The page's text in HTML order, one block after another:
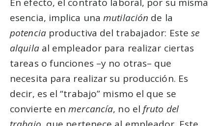
En efecto, el contrato laboral, por su misma
esencia, implica unamutilación de la
potenciaproductiva del trabajador: Estese
alquilaal empleador para realizar ciertas
tareas o funciones –y no otras– que
necesita para realizar su producción. Es
decir, es el “trabajo” mismo el que se
convierte enmercancía, no elfruto del